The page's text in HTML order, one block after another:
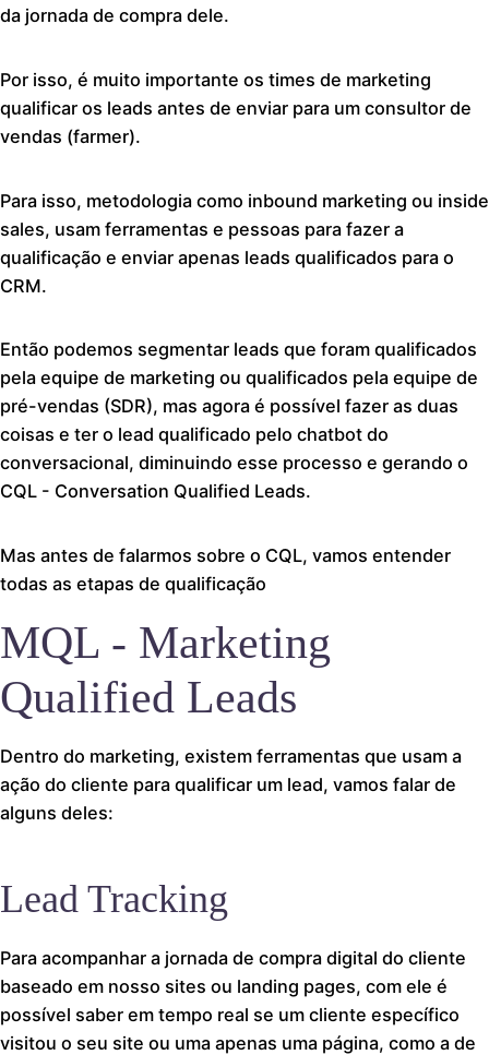
da jornada de compra dele.
Por isso, é muito importante os times de marketing
qualificar os leads antes de enviar para um consultor de
vendas (farmer).
Para isso, metodologia como inbound marketing ou inside
sales, usam ferramentas e pessoas para fazer a
qualificação e enviar apenas leads qualificados para o
CRM.
Então podemos segmentar leads que foram qualificados
pela equipe de marketing ou qualificados pela equipe de
pré-vendas (SDR), mas agora é possível fazer as duas
coisas e ter o lead qualificado pelo chatbot do
conversacional, diminuindo esse processo e gerando o
CQL - Conversation Qualified Leads.
Mas antes de falarmos sobre o CQL, vamos entender
todas as etapas de qualificação
MQL - Marketing
Qualified Leads
Dentro do marketing, existem ferramentas que usam a
ação do cliente para qualificar um lead, vamos falar de
alguns deles:
Lead Tracking
Para acompanhar a jornada de compra digital do cliente
baseado em nosso sites ou landing pages, com ele é
possível saber em tempo real se um cliente específico
visitou o seu site ou uma apenas uma página, como a de